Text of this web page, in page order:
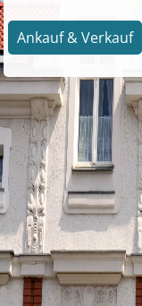
Ankauf & Verkauf